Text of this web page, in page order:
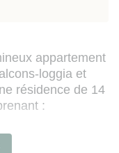
appartement
loggia et
résidence de 14
:
murale) et